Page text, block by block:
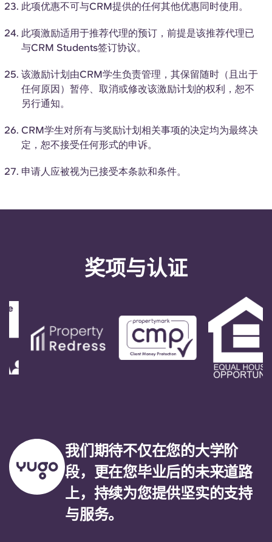
此项优惠不可与CRM提供的任何其他优惠同时使用。
此项激励适用于推荐代理的预订，前提是该推荐代理已
与CRM Students签订协议。
该激励计划由CRM学生负责管理，其保留随时（且出于
任何原因）暂停、取消或修改该激励计划的权利，恕不
另行通知。
CRM学生对所有与奖励计划相关事项的决定均为最终决
定，恕不接受任何形式的申诉。
申请人应被视为已接受本条款和条件。
奖项与认证
我们期待不仅在您的大学阶
段，更在您毕业后的未来道路
上，持续为您提供坚实的支持
与服务。